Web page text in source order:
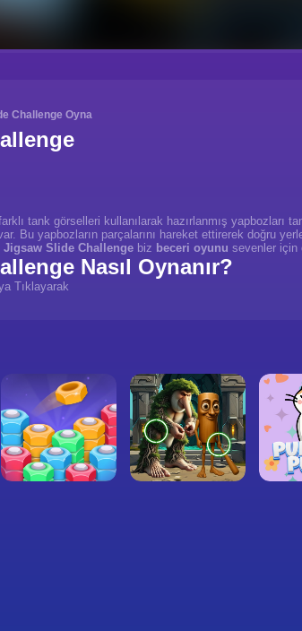
Challenge Oyna
tank görselleri kullanılarak hazırlanmış yapbozları
Bu yapbozların parçalarını hareket ettirerek doğru
Jigsaw Slide Challenge biz beceri oyunu sevenler için
Nasıl Oynanır?
Tıklayarak